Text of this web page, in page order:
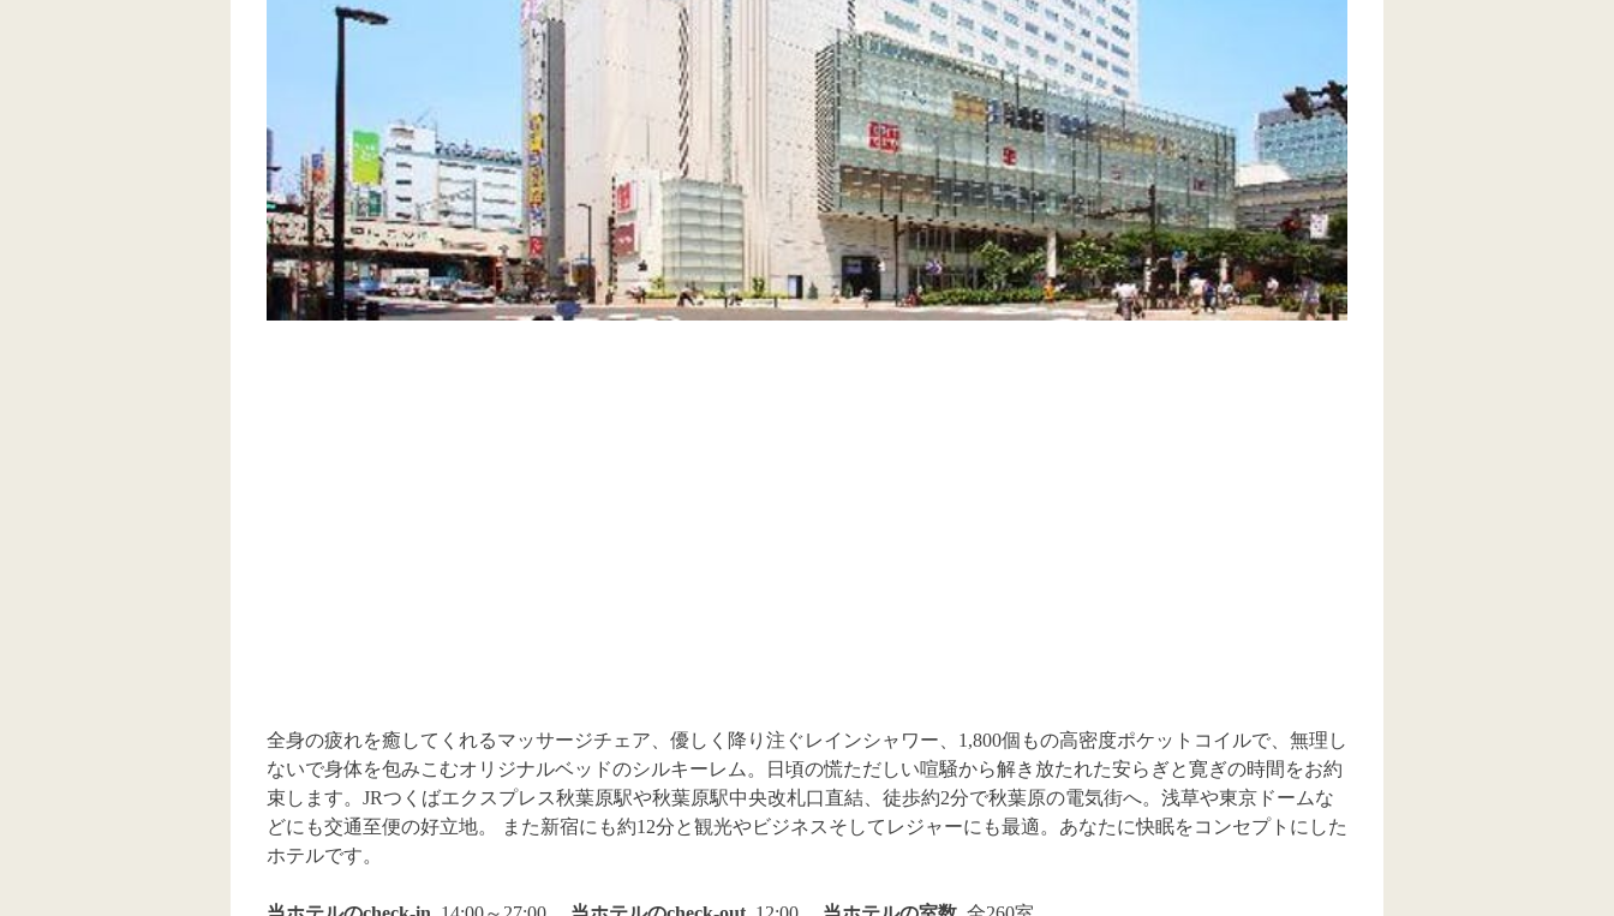
全身の疲れを癒してくれるマッサージチェア、優しく降り注ぐレインシャワー、1,800個もの高密度ポケットコイルで、無理し
ないで身体を包みこむオリジナルベッドのシルキーレム。日頃の慌ただしい喧騒から解き放たれた安らぎと寛ぎの時間をお約
束します。JRつくばエクスプレス秋葉原駅や秋葉原駅中央改札口直結、徒歩約2分で秋葉原の電気街へ。浅草や東京ドームな
どにも交通至便の好立地。 また新宿にも約12分と観光やビジネスそしてレジャーにも最適。あなたに快眠をコンセプトにした
ホテルです。